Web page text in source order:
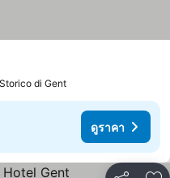
di Gent
ดูราคา